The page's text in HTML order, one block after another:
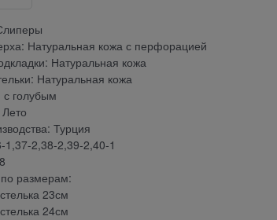
Натуральная кожа с перфорацией
Натуральная кожа
Натуральная кожа
голубым
Турция
2,38-2,39-2,40-1
размерам:
23см
24см